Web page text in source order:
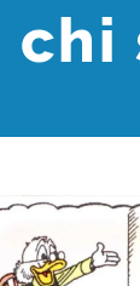
chi